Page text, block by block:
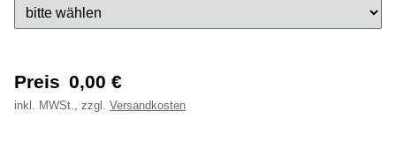
Preis 0,00 €
inkl. MWSt., zzgl. Versandkosten